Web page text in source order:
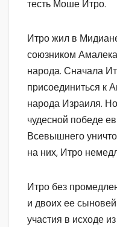
тесть Моше Итро.
Итро жил в
союзником
народа. Сначала
присоединиться к
народа Израиля.
чудесной победе
Всевышнего
на них, Итро
Итро без
и двоих ее
участия в исходе